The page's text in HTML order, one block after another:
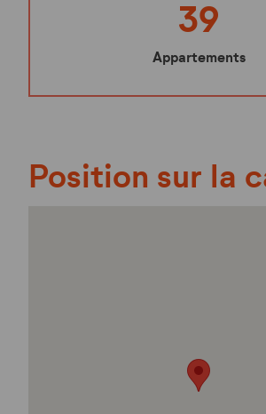
39
Appartements
Position sur la